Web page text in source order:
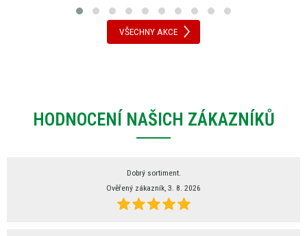
VŠECHNY AKCE
HODNOCENÍ NAŠICH ZÁKAZNÍKŮ
Dobrý sortiment.
Ověřený zákazník, 3. 8. 2026